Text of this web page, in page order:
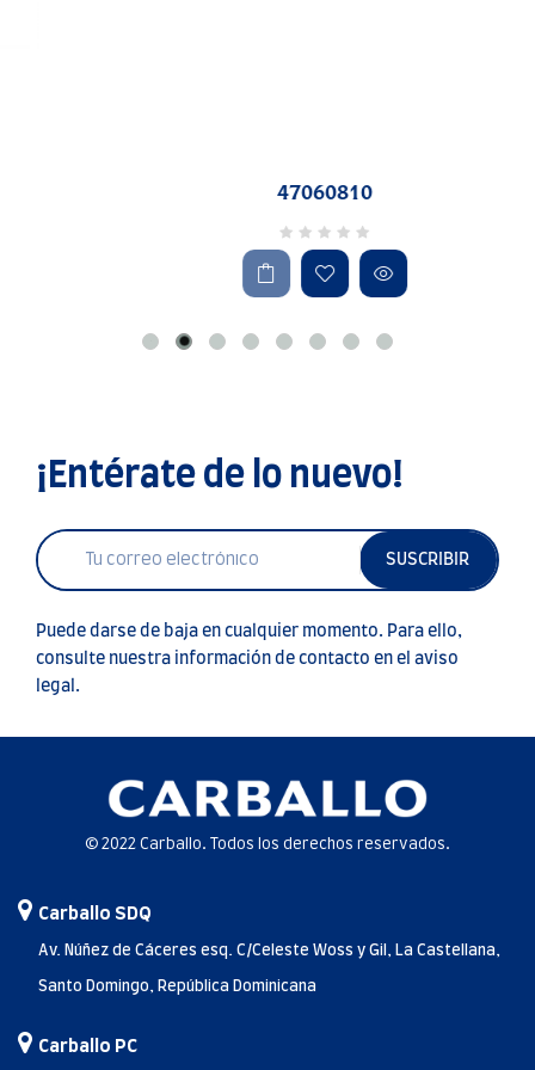
47060810
¡Entérate de lo nuevo!
SUSCRIBIR
Puede darse de baja en cualquier momento. Para ello,
consulte nuestra información de contacto en el aviso
legal.
© 2022 Carballo. Todos los derechos reservados.
Carballo SDQ
Av. Núñez de Cáceres esq. C/Celeste Woss y Gil, La Castellana,
Santo Domingo, República Dominicana
Carballo PC